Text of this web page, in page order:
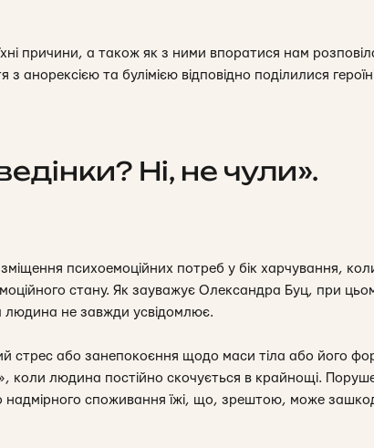
причини, а також як з ними впоратися нам
анорексією та булімією відповідно поділилися
Ні, не чули».
психоемоційних потреб у бік харчування,
стану. Як зауважує Олександра Буц, при
людина не завжди усвідомлює.
стрес або занепокоєння щодо маси тіла або його
коли людина постійно скочується в крайнощі.
надмірного споживання їжі, що, зрештою, може